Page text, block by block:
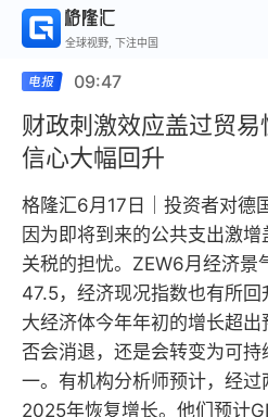
全球视野, 下注中国
09:47
财政刺激效应盖过贸
信心大幅回升
格隆汇6月17日｜投资者对德
因为即将到来的公共支出激
关税的担忧。ZEW6月经济景
47.5，经济现况指数也有所
大经济体今年年初的增长超
否会消退，还是会转变为可
一。有机构分析师预计，经
2025年恢复增长。他们预计